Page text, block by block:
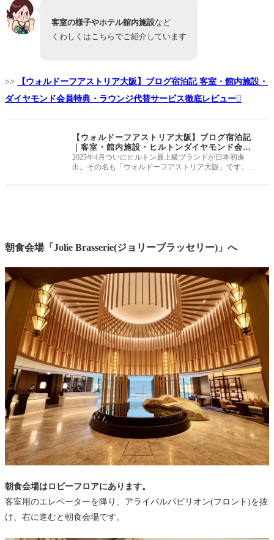
客室の様子やホテル館内施設など
くわしくはこちらでご紹介しています
>>
【ウォルドーフアストリア大阪】ブログ宿泊記 客室・館内施設・
ダイヤモンド会員特典・ラウンジ代替サービス徹底レビュー
【ウォルドーフアストリア大阪】ブログ宿泊記
｜客室・館内施設・ヒルトンダイヤモンド会員
特典・ラウンジ代替サービス徹底レビュー
2025年4月ついにヒルトン最上級ブランドが日本初進
出。その名も「ウォルドーフアストリア大阪」です。
朝食会場「Jolie Brasserie(ジョリーブラッセリー)」へ
朝食会場はロビーフロアにあります。
客室用のエレベーターを降り、アライバルパビリオン(フロント)を抜
け、右に進むと朝食会場です。